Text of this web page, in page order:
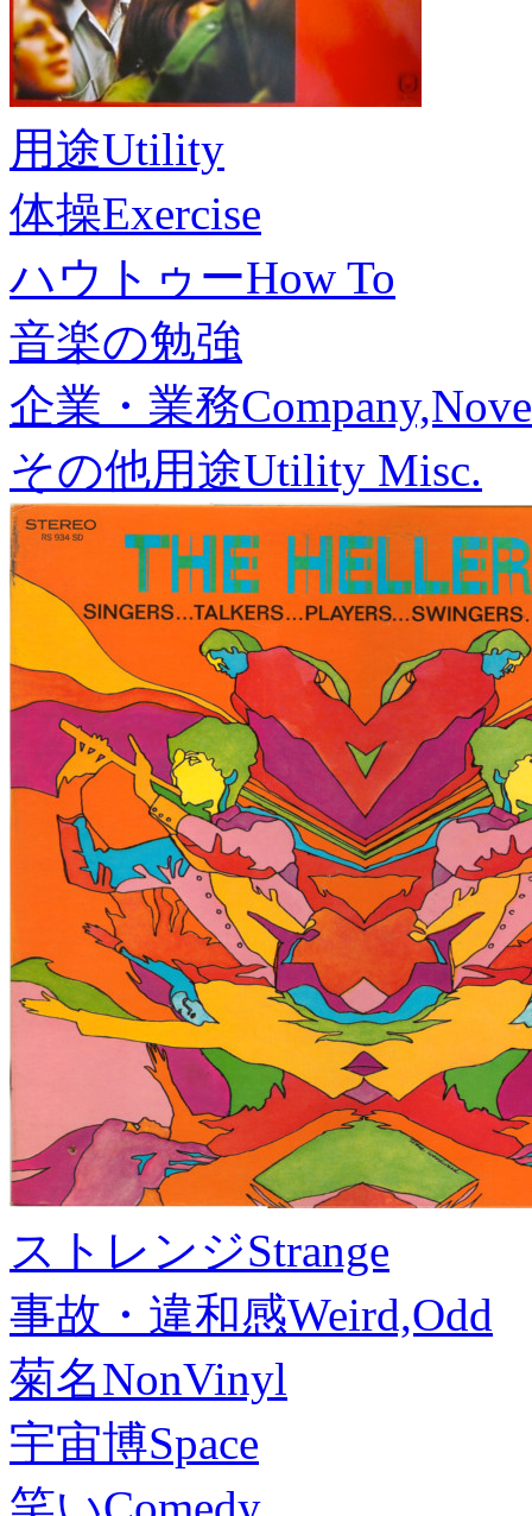
用途Utility
体操Exercise
ハウトゥーHow To
音楽の勉強
企業・業務
その他用途Utility Misc.
ストレンジStrange
事故・違和感Weird,Odd
菊名NonVinyl
宇宙博Space